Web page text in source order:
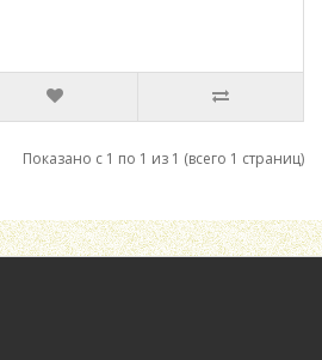
Показано с 1 по 1 из 1 (всего 1 страниц)